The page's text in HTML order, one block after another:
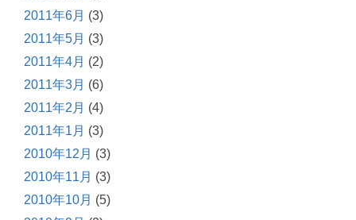
2011年6月 (3)
2011年5月 (3)
2011年4月 (2)
2011年3月 (6)
2011年2月 (4)
2011年1月 (3)
2010年12月 (3)
2010年11月 (3)
2010年10月 (5)